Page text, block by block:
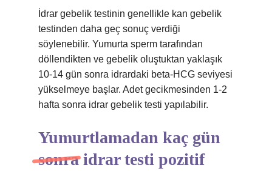
İdrar gebelik testinin genellikle kan gebelik
testinden daha geç sonuç verdiği
söylenebilir. Yumurta sperm tarafından
döllendikten ve gebelik oluştuktan yaklaşık
10-14 gün sonra idrardaki beta-HCG seviyesi
yükselmeye başlar. Adet gecikmesinden 1-2
hafta sonra idrar gebelik testi yapılabilir.
Yumurtlamadan kaç gün
sonra idrar testi pozitif